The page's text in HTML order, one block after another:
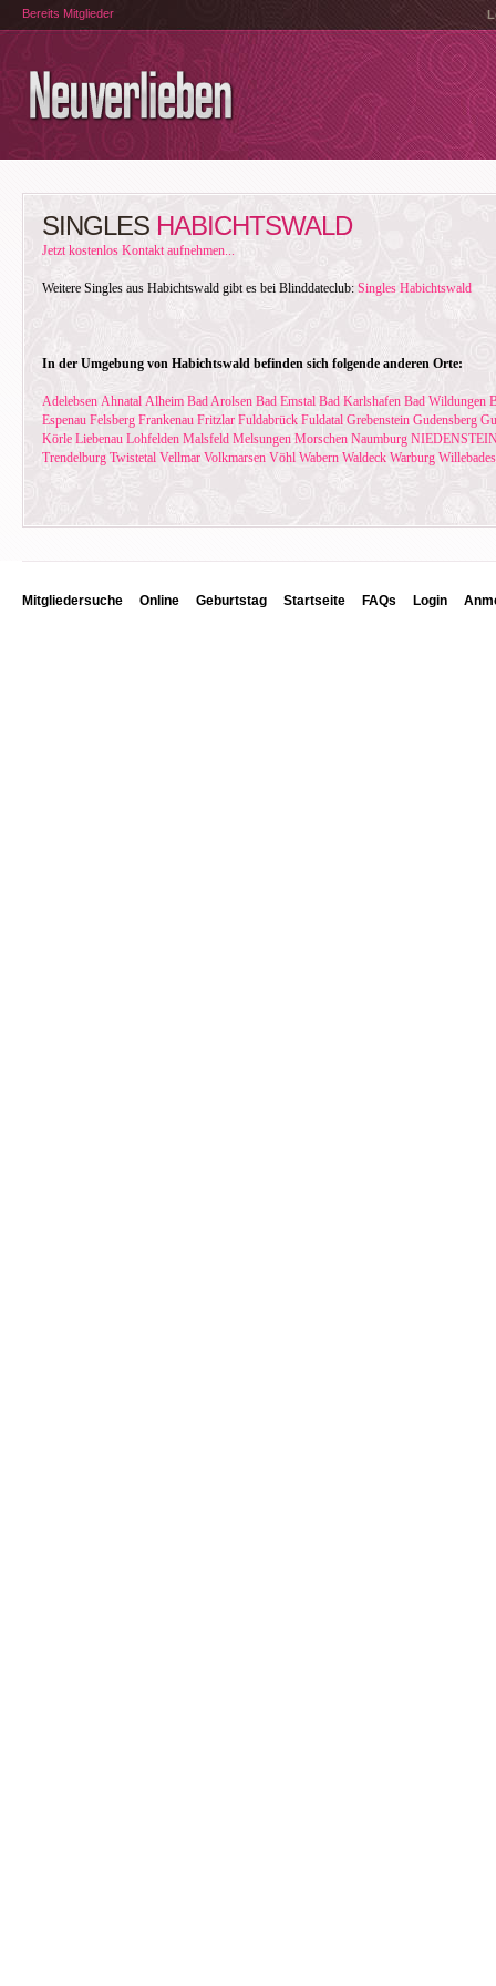
Bereits Mitglieder
SINGLES HABICHTSWALD
Jetzt kostenlos Kontakt aufnehmen...
Weitere Singles aus Habichtswald gibt es bei Blinddateclub: Singles Habichtswald
In der Umgebung von Habichtswald befinden sich folgende anderen Orte:
Adelebsen Ahnatal Alheim Bad Arolsen Bad Emstal Bad Karlshafen Bad Wildungen
Espenau Felsberg Frankenau Fritzlar Fuldabrück Fuldatal Grebenstein Gudensberg
Körle Liebenau Lohfelden Malsfeld Melsungen Morschen Naumburg
Trendelburg Twistetal Vellmar Volkmarsen Vöhl Wabern Waldeck Warburg
Mitgliedersuche Online Geburtstag Startseite FAQs Login